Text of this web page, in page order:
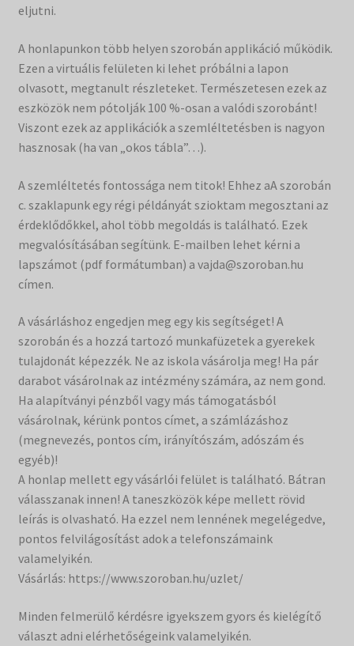
eljutni.
A honlapunkon több helyen szorobán applikáció működik.
Ezen a virtuális felületen ki lehet próbálni a lapon
olvasott, megtanult részleteket. Természetesen ezek az
eszközök nem pótolják 100 %-osan a valódi szorobánt!
Viszont ezek az applikációk a szemléltetésben is nagyon
hasznosak (ha van „okos tábla”…).
A szemléltetés fontossága nem titok! Ehhez aA szorobán
c. szaklapunk egy régi példányát szioktam megosztani az
érdeklődőkkel, ahol több megoldás is található. Ezek
megvalósításában segítünk. E-mailben lehet kérni a
lapszámot (pdf formátumban) a vajda@szoroban.hu
címen.
A vásárláshoz engedjen meg egy kis segítséget! A
szorobán és a hozzá tartozó munkafüzetek a gyerekek
tulajdonát képezzék. Ne az iskola vásárolja meg! Ha pár
darabot vásárolnak az intézmény számára, az nem gond.
Ha alapítványi pénzből vagy más támogatásból
vásárolnak, kérünk pontos címet, a számlázáshoz
(megnevezés, pontos cím, irányítószám, adószám és
egyéb)!
A honlap mellett egy vásárlói felület is található. Bátran
válasszanak innen! A taneszközök képe mellett rövid
leírás is olvasható. Ha ezzel nem lennének megelégedve,
pontos felvilágosítást adok a telefonszámaink
valamelyikén.
Vásárlás: https://www.szoroban.hu/uzlet/
Minden felmerülő kérdésre igyekszem gyors és kielégítő
választ adni elérhetőségeink valamelyikén.